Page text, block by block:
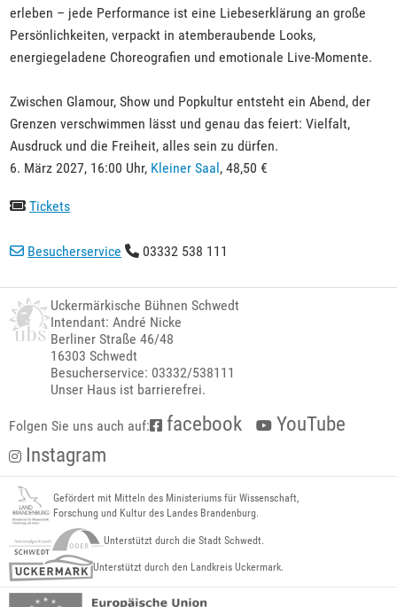
erleben – jede Performance ist eine Liebeserklärung an große
Persönlichkeiten, verpackt in atemberaubende Looks,
energiegeladene Choreografien und emotionale Live-Momente.
Zwischen Glamour, Show und Popkultur entsteht ein Abend, der
Grenzen verschwimmen lässt und genau das feiert: Vielfalt,
Ausdruck und die Freiheit, alles sein zu dürfen.
6. März 2027, 16:00 Uhr, Kleiner Saal, 48,50 €
Tickets
Besucherservice 03332 538 111
Uckermärkische Bühnen Schwedt
Intendant: André Nicke
Berliner Straße 46/48
16303 Schwedt
Besucherservice: 03332/538111
Unser Haus ist barrierefrei.
Folgen Sie uns auch auf: facebook
YouTube
Instagram
Gefördert mit Mitteln des Ministeriums für Wissenschaft,
Forschung und Kultur des Landes Brandenburg.
Unterstützt durch die Stadt Schwedt.
Unterstützt durch den Landkreis Uckermark.